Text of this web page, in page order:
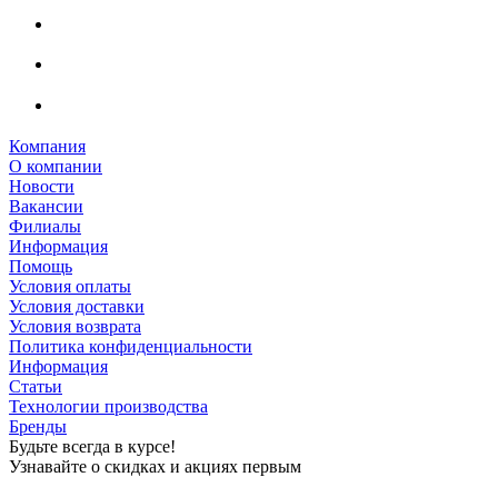
Компания
О компании
Новости
Вакансии
Филиалы
Информация
Помощь
Условия оплаты
Условия доставки
Условия возврата
Политика конфиденциальности
Информация
Статьи
Технологии производства
Бренды
Будьте всегда в курсе!
Узнавайте о скидках и акциях первым